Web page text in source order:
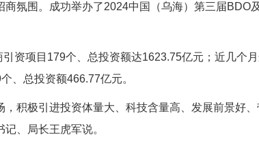
商氛围。成功举办了2024中国（乌海）第三届
资项目179个、总投资额达1623.75亿元；近几个
、总投资额466.77亿元。
积极引进投资体量大、科技含量高、发展前景好
、局长王虎军说。